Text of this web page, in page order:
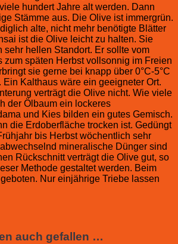
hundert Jahre alt werden. Dann
Stämme aus. Die Olive ist immergrün.
alte, nicht mehr benötigte Blätter
ist die Olive leicht zu halten. Sie
sehr hellen Standort. Er sollte vom
zum späten Herbst vollsonnig im Freien
sie gerne bei knapp über 0°C-5°C
Ein Kalthaus wäre ein geeigneter Ort.
verträgt die Olive nicht. Wie viele
der Ölbaum ein lockeres
und Kies bilden ein gutes Gemisch.
die Erdoberfläche trocken ist. Gedüngt
bis Herbst wöchentlich sehr
mineralische Dünger sind
Rückschnitt verträgt die Olive gut, so
Methode gestaltet werden. Beim
Nur einjährige Triebe lassen
auch gefallen …